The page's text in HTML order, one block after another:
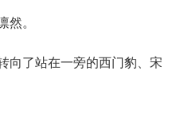
然。
了站在一旁的西门豹、宋